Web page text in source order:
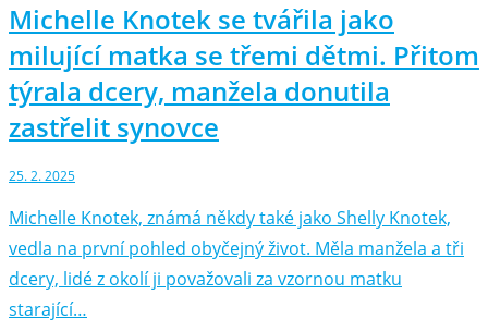
Michelle Knotek se tvářila jako
milující matka se třemi dětmi. Přitom
týrala dcery, manžela donutila
zastřelit synovce
25. 2. 2025
Michelle Knotek, známá někdy také jako Shelly Knotek,
vedla na první pohled obyčejný život. Měla manžela a tři
dcery, lidé z okolí ji považovali za vzornou matku
starající…